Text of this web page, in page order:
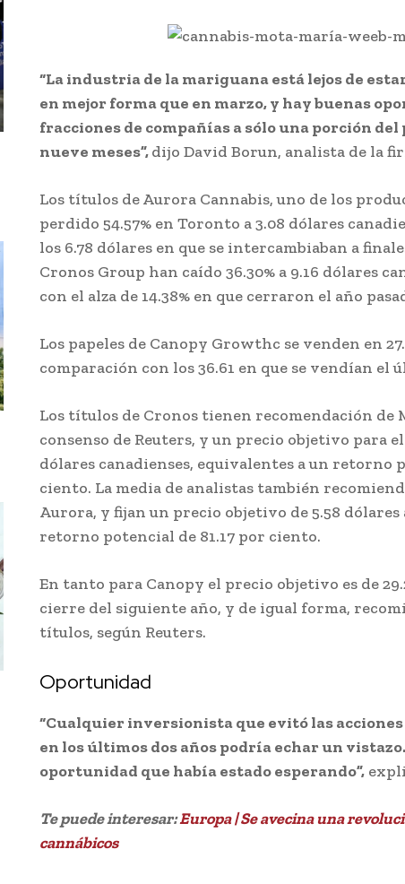
“La industria de la mariguana está lejos de
en mejor forma que en marzo, y hay buenas
fracciones de compañías a sólo una porción del
nueve meses”,dijo David Borun, analista de la
Los títulos de Aurora Cannabis, uno de los
perdido 54.57% en Toronto a 3.08 dólares
los 6.78 dólares en que se intercambiaban a
Cronos Group han caído 36.30% a 9.16 dólares
con el alza de 14.38% en que cerraron el año
Los papeles de Canopy Growthc se venden en
comparación con los 36.61 en que se vendían el
Los títulos de Cronos tienen recomendación de
consenso de Reuters, y un precio objetivo para
dólares canadienses, equivalentes a un retorno
ciento. La media de analistas también
Aurora, y fijan un precio objetivo de 5.58 dólares
retorno potencial de 81.17 por ciento.
En tanto para Canopy el precio objetivo es de
cierre del siguiente año, y de igual forma,
títulos, según Reuters.
Oportunidad
“Cualquier inversionista que evitó las
en los últimos dos años podría echar un
oportunidad que había estado esperando”,
Te puede interesar:Europa | Se avecina una
cannábicos